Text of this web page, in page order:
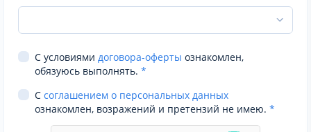
С условиями договора-оферты ознакомлен,
обязуюсь выполнять. *
С соглашением о персональных данных
ознакомлен, возражений и претензий не имею. *